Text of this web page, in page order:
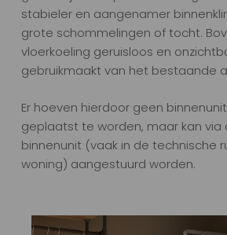
stabieler en aangenamer
grote schommelingen of tocht.
vloerkoeling geruisloos en
gebruikmaakt van het bestaande
Er hoeven hierdoor geen
geplaatst te worden, maar kan
binnenunit (vaak in de technische
woning) aangestuurd worden.